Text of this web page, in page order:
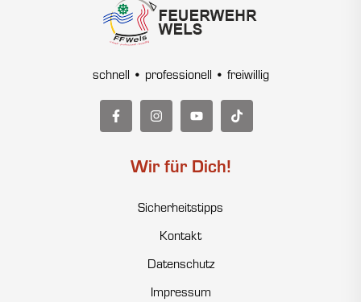
schnell • professionell • freiwillig
Wir für Dich!
Sicherheitstipps
Kontakt
Datenschutz
Impressum